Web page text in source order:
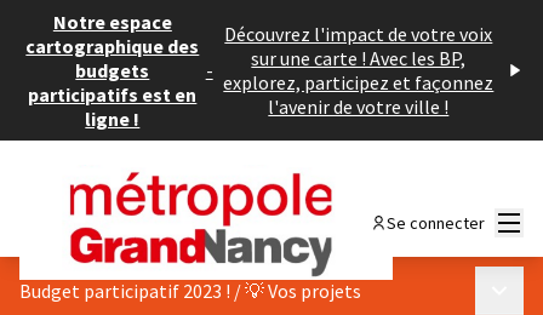
Notre espace
cartographique des
budgets
participatifs est en
ligne !
-
Découvrez l'impact de votre voix
sur une carte ! Avec les BP,
explorez, participez et façonnez
l'avenir de votre ville !
Se connecter
Budget participatif 2023 ! /💡 Vos projets